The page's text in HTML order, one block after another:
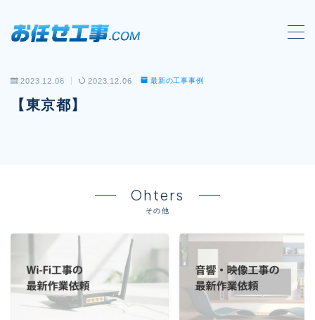
MENU
会社概要
音響・映像設備工事
保守メンテナンス代行
2023.12.06 2023.12.06 最新の工事事例
【東京都】
Ohters
その他